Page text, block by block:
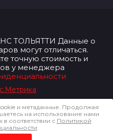
ТОЛЬЯТТИ Данные о
могут отличаться.
точную стоимость и
у менеджера
Megagroup.ru
и метаданные. Продолжая
на использование нами
соответствии с Политикой
.